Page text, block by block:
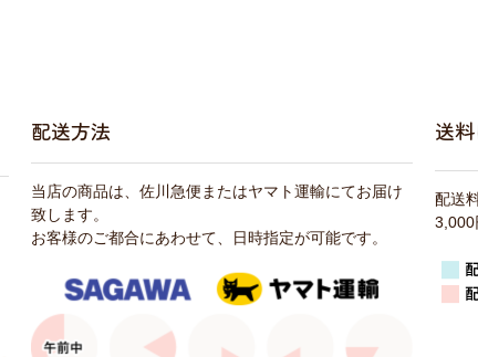
配送方法
当店の商品は、佐川急便またはヤマト運輸にてお届け
致します。
お客様のご都合にあわせて、日時指定が可能です。
送
配送
3,000